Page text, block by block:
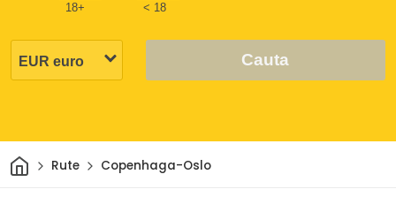
18+ < 18
Cauta
AcasăRute Copenhaga-Oslo